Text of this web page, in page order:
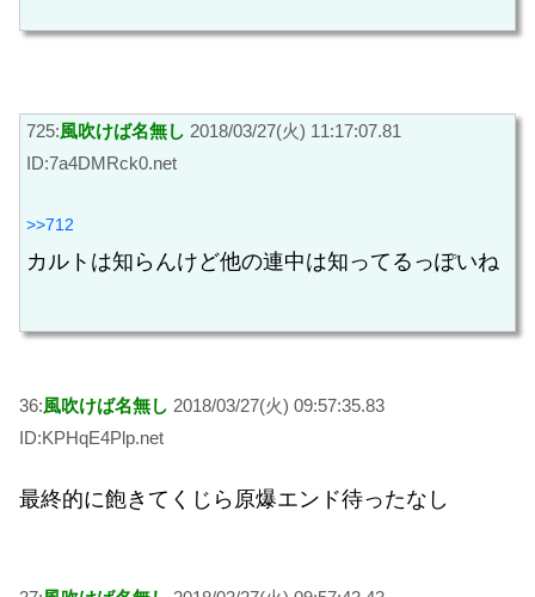
725:風吹けば名無し 2018/03/27(火) 11:17:07.81
ID:7a4DMRck0.net
>>712
カルトは知らんけど他の連中は知ってるっぽいね
36:風吹けば名無し 2018/03/27(火) 09:57:35.83
ID:KPHqE4Plp.net
最終的に飽きてくじら原爆エンド待ったなし